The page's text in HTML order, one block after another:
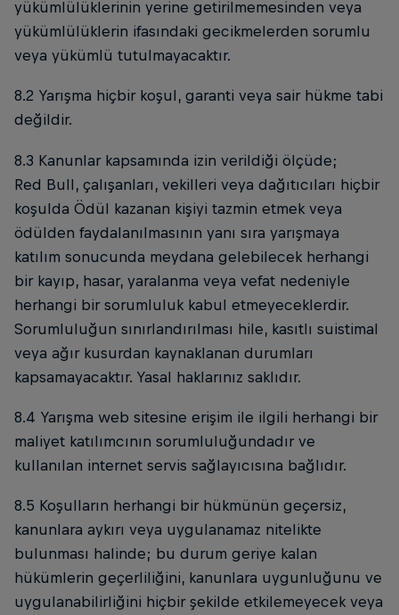
yükümlülüklerinin yerine getirilmemesinden veya
yükümlülüklerin ifasındaki gecikmelerden sorumlu
veya yükümlü tutulmayacaktır.
8.2 Yarışma hiçbir koşul, garanti veya sair hükme tabi
değildir.
8.3 Kanunlar kapsamında izin verildiği ölçüde;
Red Bull, çalışanları, vekilleri veya dağıtıcıları hiçbir
koşulda Ödül kazanan kişiyi tazmin etmek veya
ödülden faydalanılmasının yanı sıra yarışmaya
katılım sonucunda meydana gelebilecek herhangi
bir kayıp, hasar, yaralanma veya vefat nedeniyle
herhangi bir sorumluluk kabul etmeyeceklerdir.
Sorumluluğun sınırlandırılması hile, kasıtlı suistimal
veya ağır kusurdan kaynaklanan durumları
kapsamayacaktır. Yasal haklarınız saklıdır.
8.4 Yarışma web sitesine erişim ile ilgili herhangi bir
maliyet katılımcının sorumluluğundadır ve
kullanılan internet servis sağlayıcısına bağlıdır.
8.5 Koşulların herhangi bir hükmünün geçersiz,
kanunlara aykırı veya uygulanamaz nitelikte
bulunması halinde; bu durum geriye kalan
hükümlerin geçerliliğini, kanunlara uygunluğunu ve
uygulanabilirliğini hiçbir şekilde etkilemeyecek veya